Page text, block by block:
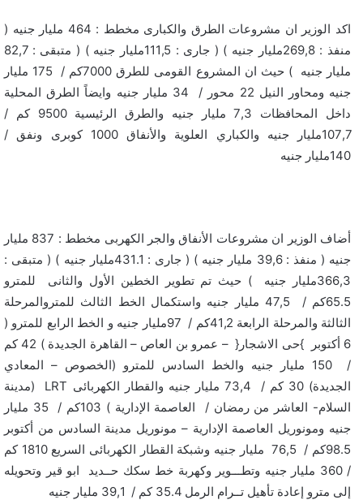
اكد الوزير ان مشروعات الطرق والكبارى مخطط : 464 مليار جنيه (
منفذ : 269,8مليار جنيه ) ( جارى : 111,5مليار جنيه ) ( متبقى : 82,7
مليار جنيه ) حيث ان المشروع القومى للطرق 7000كم / 175 مليار
جنيه ومحاور النيل 22 محور / 34 مليار جنيه وايضاً الطرق المحلية
داخل المحافظات 7,3 مليار جنيه والطرق الرئيسية 9500 كم /
107,7مليار جنيه والكباري العلوية والأنفاق 1000 كوبرى ونفق /
140مليار جنيه
أضاف الوزير ان مشروعات الأنفاق والجر الكهربى مخطط : 837 مليار
جنيه ( منفذ : 39,6 مليار جنيه ) ( جارى : 431.1مليار جنيه ) ( متبقى :
366,3مليار جنيه ) حيث تم تطوير الخطين الأول والثانى للمترو
65.5كم / 47,5 مليار جنيه واستكمال الخط الثالث للمتروالمرحلة
الثالثة والمرحلة الرابعة 41,2كم / 97مليار جنيه و الخط الرابع للمترو (
6 أكتوبر }حى الاشجار{ – عمرو بن العاص – القاهرة الجديدة ) 42 كم
/ 150 مليار جنيه والخط السادس للمترو (الخصوص – المعادي
الجديدة) 30 كم / 73,4 مليار جنيه والقطار الكهربائى LRT (مدينة
السلام- العاشر من رمضان / العاصمة الإدارية ) 103كم / 35 مليار
جنيه ومونوريل العاصمة الإدارية – مونوريل مدينة السادس من أكتوبر
98.5كم / 76,5 مليار جنيه وشبكة القطار الكهربائى السريع 1810 كم
/ 360 مليار جنيه وتطـــوير وكهربة خط سكك حــديد ابو قير وتحويله
إلى مترو إعادة تأهيل تــرام الرمل 35.4 كم / 39,1 مليار جنيه